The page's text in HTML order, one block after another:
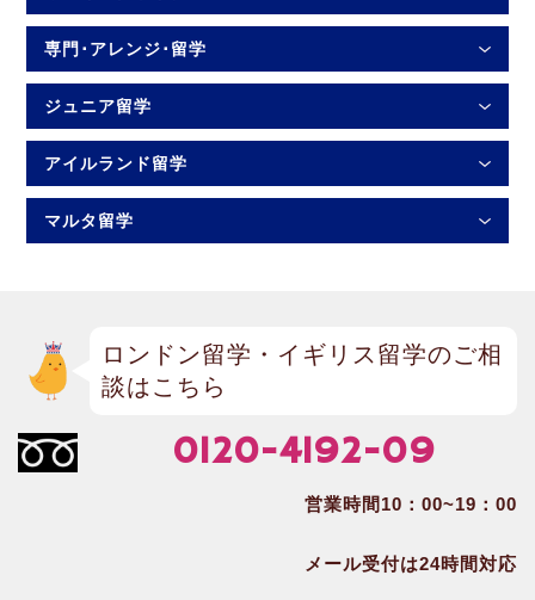
専門･アレンジ･留学
ジュニア留学
アイルランド留学
マルタ留学
ロンドン留学・イギリス留学のご相
談はこちら
0120-4192-09
営業時間10：00~19：00
メール受付は24時間対応